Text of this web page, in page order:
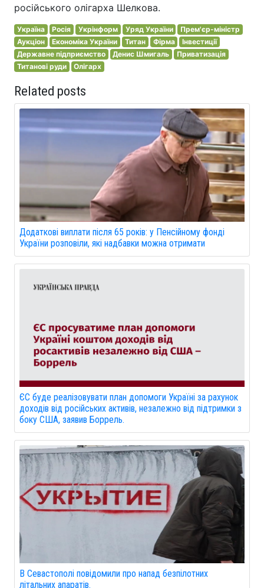
російського олігарха Шелкова.
Україна Росія Укрінформ Уряд України
Прем'єр-міністр
Аукціон
Економіка України Титан Фірма
Інвестиції
Державне підприємство
Денис Шмигаль
Приватизація
Титанові руди
Олігарх
Related posts
Додаткові виплати після 65 років: у Пенсійному фонді
України розповіли, які надбавки можна отримати
ЄС буде реалізовувати план допомоги Україні за рахунок
доходів від російських активів, незалежно від підтримки з
боку США, заявив Боррель.
В Севастополі повідомили про напад безпілотних
літальних апаратів.